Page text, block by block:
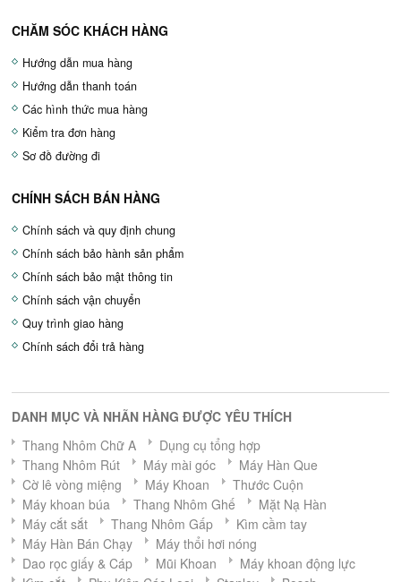
CHĂM SÓC KHÁCH HÀNG
Hướng dẫn mua hàng
Hướng dẫn thanh toán
Các hình thức mua hàng
Kiểm tra đơn hàng
Sơ đồ đường đi
CHÍNH SÁCH BÁN HÀNG
Chính sách và quy định chung
Chính sách bảo hành sản phẩm
Chính sách bảo mật thông tin
Chính sách vận chuyển
Quy trình giao hàng
Chính sách đổi trả hàng
DANH MỤC VÀ NHÃN HÀNG ĐƯỢC YÊU THÍCH
Thang Nhôm Chữ A
Dụng cụ tổng hợp
Thang Nhôm Rút
Máy mài góc
Máy Hàn Que
Cờ lê vòng miệng
Máy Khoan
Thước Cuộn
Máy khoan búa
Thang Nhôm Ghế
Mặt Nạ Hàn
Máy cắt sắt
Thang Nhôm Gấp
Kìm cầm tay
Máy Hàn Bán Chạy
Máy thổi hơi nóng
Dao rọc giấy & Cáp
Mũi Khoan
Máy khoan động lực